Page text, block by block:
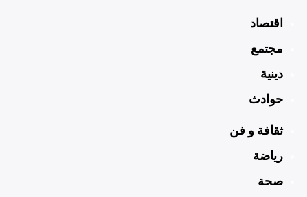
اقتصاد
مجتمع
دينية
حوادث
ثقافة و فن
رياضة
صحة